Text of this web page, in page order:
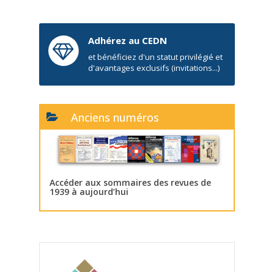
Adhérez au CEDN
et bénéficiez d'un statut privilégié et
d'avantages exclusifs (invitations...)
Anciens numéros
Accéder aux sommaires des revues de
1939 à aujourd’hui